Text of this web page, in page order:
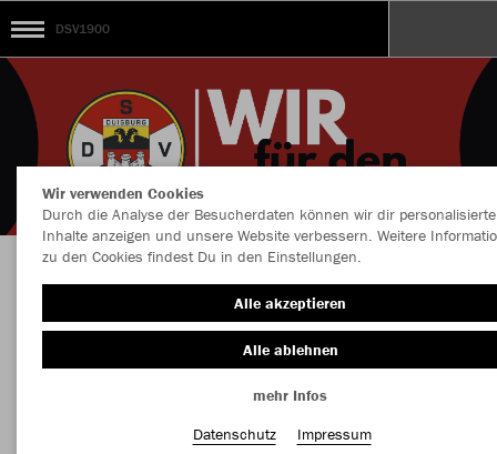
DSV1900
Herzlich willkommen im Jakoshop vom
Duisburger SV 1900
Farbe
Wir verwenden Cookies
Durch die Analyse der Besucherdaten können wir dir personalisierte
Inhalte anzeigen und unsere Website verbessern. Weitere
zu den Cookies findest Du in den Einstellungen.
Alle akzeptieren
Alle ablehnen
mehr Infos
Datenschutz
Impressum